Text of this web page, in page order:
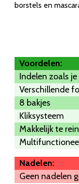
borstels en
Voordelen:
Indelen zoals
Verschillende
8 bakjes
Kliksysteem
Makkelijk te
Nadelen:
Geen nadelen